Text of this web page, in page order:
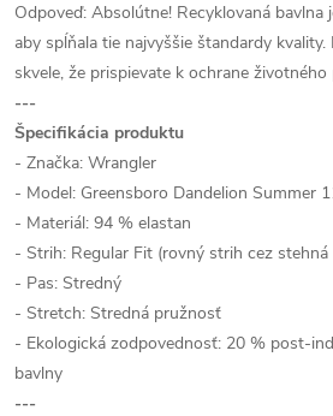
Odpoveď: Absolútne! Recyklovaná bavlna
aby spĺňala tie najvyššie štandardy
skvele, že prispievate k ochrane
---
Špecifikácia produktu
- Značka: Wrangler
- Model: Greensboro Dandelion Summer
- Materiál: 94 % elastan
- Strih: Regular Fit (rovný strih cez stehná
- Pas: Stredný
- Stretch: Stredná pružnosť
- Ekologická zodpovednosť: 20 % post-
bavlny
---